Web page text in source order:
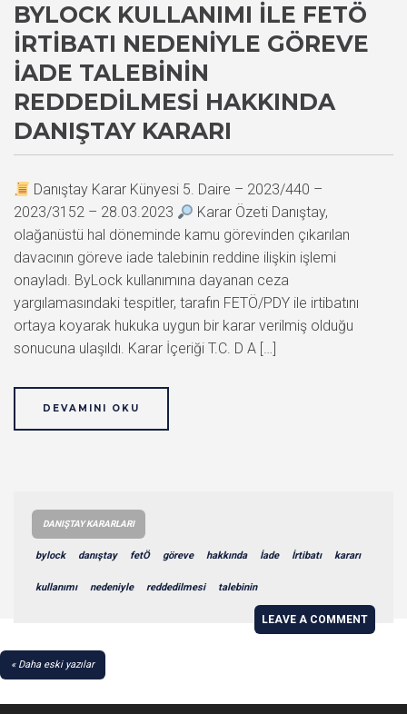
BYLOCK KULLANIMI ILE FETÖ
İRTIBATI NEDENIYLE GÖREVE
İADE TALEBININ
REDDEDILMESI HAKKINDA
DANIŞTAY KARARI
Danıştay Karar Künyesi 5. Daire – 2023/440 –
2023/3152 – 28.03.2023
Karar Özeti Danıştay,
olağanüstü hal döneminde kamu görevinden çıkarılan
davacının göreve iade talebinin reddine ilişkin işlemi
onayladı. ByLock kullanımına dayanan ceza
yargılamasındaki tespitler, tarafın FETÖ/PDY ile irtibatını
ortaya koyarak hukuka uygun bir karar verilmiş olduğu
sonucuna ulaşıldı. Karar İçeriği T.C. D A […]
DEVAMINI OKU
DANIŞTAY KARARLARI
bylock danıştay fetÖ göreve hakkında İade İrtibatı kararı
kullanımı nedeniyle reddedilmesi talebinin
LEAVE A COMMENT
YAZI
Daha eski yazılar